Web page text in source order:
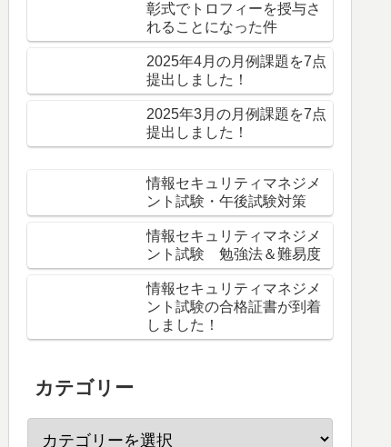
彰式でトロフィーを授与さ
れることになった件
2025年4月の月例課題を7点
提出しました！
2025年3月の月例課題を7点
提出しました！
情報セキュリティマネジメ
ント試験・午後試験対策
情報セキュリティマネジメ
ント試験 勉強法＆難易度
情報セキュリティマネジメ
ント試験の合格証書が到着
しました！
カテゴリー